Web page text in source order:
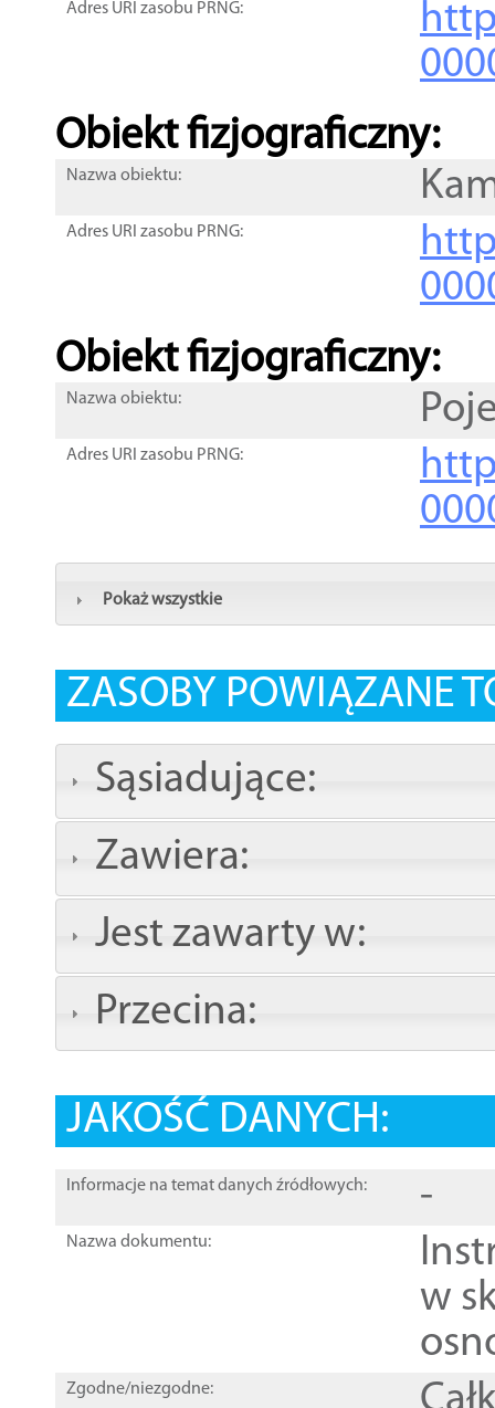
Adres URI zasobu PRNG:
Obiekt fizjograficzny:
Nazwa obiektu:
Adres URI zasobu PRNG:
Obiekt fizjograficzny:
Nazwa obiektu:
Adres URI zasobu PRNG:
Pokaż wszystkie
ZASOBY POWIĄZANE
Sąsiadujące:
Zawiera:
Jest zawarty w:
Przecina:
JAKOŚĆ DANYCH:
Informacje na temat danych źródłowych: -
Nazwa dokumentu:
w
Zgodne/niezgodne: